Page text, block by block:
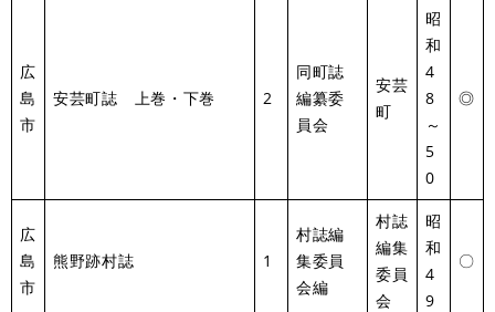
広
島
市
安芸町誌 上巻・下巻 2
同町誌
編纂委
員会
安芸
町
昭
和
4
8
～
5
0
◎
広
島
市
熊野跡村誌 1
村誌編
集委員
会編
村誌
編集
委員
会
昭
和
4
9
〇